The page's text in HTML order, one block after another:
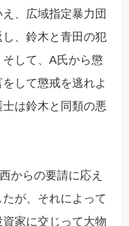
、広域指定暴力団
、鈴木と青田の犯
して、A氏から懲
して懲戒を逃れよ
は鈴木と同類の悪
からの要請に応え
が、それによって
家に交じって大物